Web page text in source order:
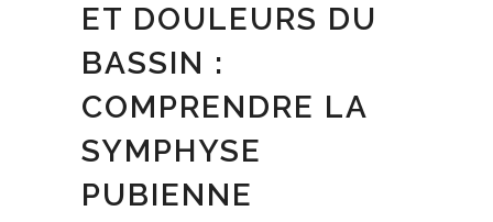
ET DOULEURS DU
BASSIN :
COMPRENDRE LA
SYMPHYSE
PUBIENNE